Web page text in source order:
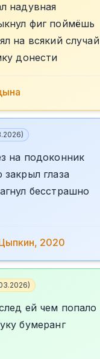
надувная
фиг поймёшь
на всякий случай
донести
)
на подоконник
глаза
бесстрашно
2020
)
ей чем попало
бумеранг